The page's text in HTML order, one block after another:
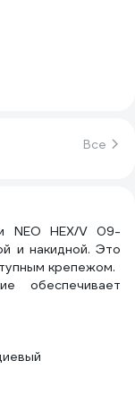
Все
NEO HEX/V 09-
и накидной. Это
крепежом.
обеспечивает